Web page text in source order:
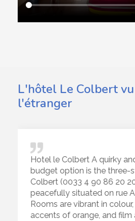
L'hôtel Le Colbert
l'étranger
Hotel le Colbert A quirky
budget option is the three-
Colbert (0033 4 90 86 20
peacefully situated on rue
Rooms are vibrant in
accents of orange, and film